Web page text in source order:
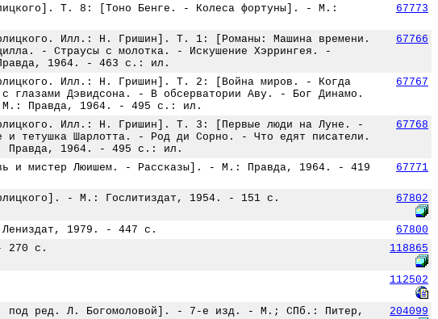
Т. 8: [Тоно Бенге. - Колеса фортуны]. - М.:
67773
Илл.: Н. Гришин]. Т. 1: [Романы: Машина времени.
- Страусы с молотка. - Искушение Хэррингея. -
1964. - 463 с.: ил.
67766
Илл.: Н. Гришин]. Т. 2: [Война миров. - Когда
глазами Дэвидсона. - В обсерватории Аву. - Бог Динамо.
- М.: Правда, 1964. - 495 с.: ил.
67767
Илл.: Н. Гришин]. Т. 3: [Первые люди на Луне. -
и тетушка Шарлотта. - Род ди Сорно. - Что едят писатели.
Правда, 1964. - 495 с.: ил.
67768
и мистер Люишем. - Рассказы]. - М.: Правда, 1964. - 419
67771
- М.: Гослитиздат, 1954. - 151 с. 67802
1979. - 447 с.
67800
270 с. 118865
112502
под ред. Л. Богомоловой]. - 7-е изд. - М.; СПб.: Питер,
204099